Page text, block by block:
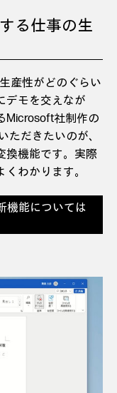
る仕事の生
産性がどのぐらい
デモを交えなが
Microsoft社制作の
ただきたいのが、
換機能です。実際
わかります。
機能については